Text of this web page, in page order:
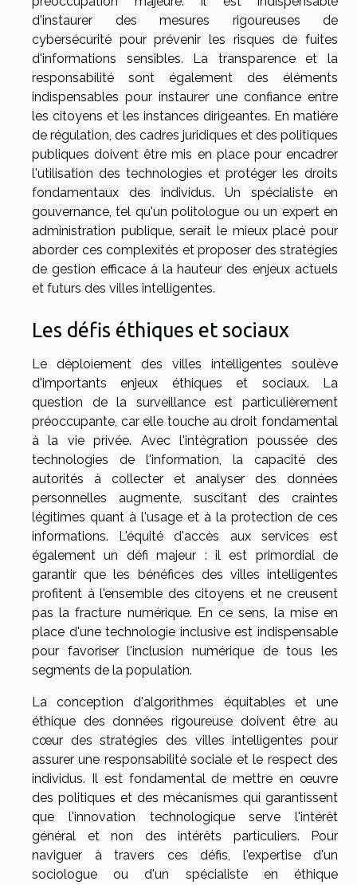
d'instaurer des mesures rigoureuses de
cybersécurité pour prévenir les risques de fuites
d'informations sensibles. La transparence et la
responsabilité sont également des éléments
indispensables pour instaurer une confiance entre
les citoyens et les instances dirigeantes. En matière
de régulation, des cadres juridiques et des politiques
publiques doivent être mis en place pour encadrer
l'utilisation des technologies et protéger les droits
fondamentaux des individus. Un spécialiste en
gouvernance, tel qu'un politologue ou un expert en
administration publique, serait le mieux placé pour
aborder ces complexités et proposer des stratégies
de gestion efficace à la hauteur des enjeux actuels
et futurs des villes intelligentes.
Les défis éthiques et sociaux
Le déploiement des villes intelligentes soulève
d'importants enjeux éthiques et sociaux. La
question de la surveillance est particulièrement
préoccupante, car elle touche au droit fondamental
à la vie privée. Avec l'intégration poussée des
technologies de l'information, la capacité des
autorités à collecter et analyser des données
personnelles augmente, suscitant des craintes
légitimes quant à l'usage et à la protection de ces
informations. L'équité d'accès aux services est
également un défi majeur : il est primordial de
garantir que les bénéfices des villes intelligentes
profitent à l'ensemble des citoyens et ne creusent
pas la fracture numérique. En ce sens, la mise en
place d'une technologie inclusive est indispensable
pour favoriser l'inclusion numérique de tous les
segments de la population.
La conception d'algorithmes équitables et une
éthique des données rigoureuse doivent être au
cœur des stratégies des villes intelligentes pour
assurer une responsabilité sociale et le respect des
individus. Il est fondamental de mettre en œuvre
des politiques et des mécanismes qui garantissent
que l'innovation technologique serve l'intérêt
général et non des intérêts particuliers. Pour
naviguer à travers ces défis, l'expertise d'un
sociologue ou d'un spécialiste en éthique